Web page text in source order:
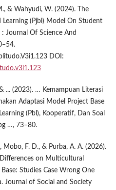
& Wahyudi, W. (2024). The
Learning (Pjbl) Model On Student
Journal Of Science And
DOI:
... (2023). … Kemampuan Literasi
Adaptasi Model Project Base
(Pbl), Kooperatif, Dan Soal
…, 73–80.
Mobo, F. D., & Purba, A. A. (2026).
on Multicultural
Studies Case Wrong One
Journal of Social and Society